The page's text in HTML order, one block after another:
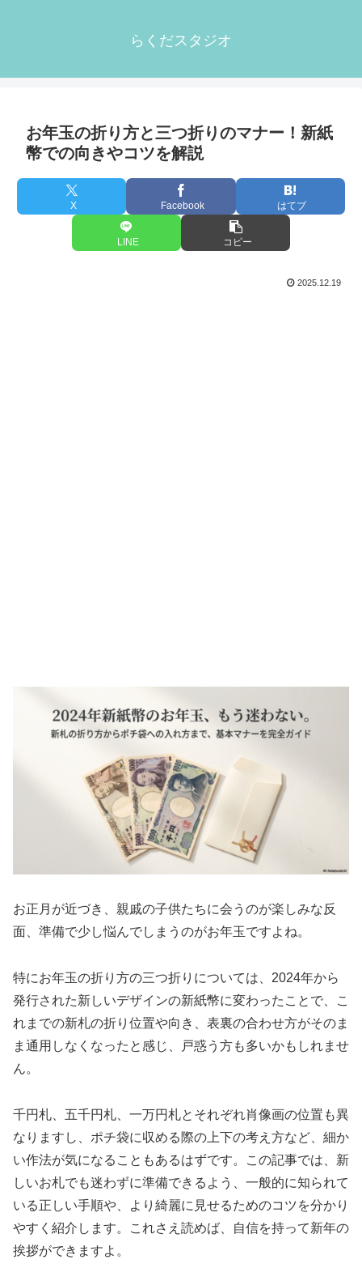
らくだスタジオ
お年玉の折り方と三つ折りのマナー！新紙
幣での向きやコツを解説
X Facebook はてブ
LINE コピー
2025.12.19
お正月が近づき、親戚の子供たちに会うのが楽しみな反
面、準備で少し悩んでしまうのがお年玉ですよね。
特にお年玉の折り方の三つ折りについては、2024年から
発行された新しいデザインの新紙幣に変わったことで、こ
れまでの新札の折り位置や向き、表裏の合わせ方がそのま
ま通用しなくなったと感じ、戸惑う方も多いかもしれませ
ん。
千円札、五千円札、一万円札とそれぞれ肖像画の位置も異
なりますし、ポチ袋に収める際の上下の考え方など、細か
い作法が気になることもあるはずです。この記事では、新
しいお札でも迷わずに準備できるよう、一般的に知られて
いる正しい手順や、より綺麗に見せるためのコツを分かり
やすく紹介します。これさえ読めば、自信を持って新年の
挨拶ができますよ。